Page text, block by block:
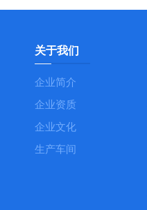
关于我们
企业简介
企业资质
企业文化
生产车间